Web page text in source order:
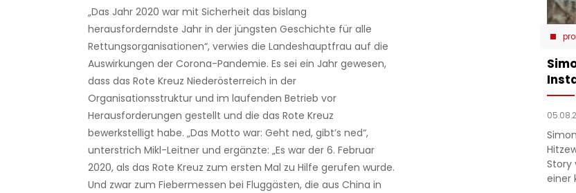
„Das Jahr 2020 war mit Sicherheit das bislang
herausforderndste Jahr in der jüngsten Geschichte für alle
Rettungsorganisationen“, verwies die Landeshauptfrau auf die
Auswirkungen der Corona-Pandemie. Es sei ein Jahr gewesen,
dass das Rote Kreuz Niederösterreich in der
Organisationsstruktur und im laufenden Betrieb vor
Herausforderungen gestellt und die das Rote Kreuz
bewerkstelligt habe. „Das Motto war: Geht ned, gibt’s ned“,
unterstrich Mikl-Leitner und ergänzte: „Es war der 6. Februar
2020, als das Rote Kreuz zum ersten Mal zu Hilfe gerufen wurde.
Und zwar zum Fiebermessen bei Fluggästen, die aus China in
Story
einer